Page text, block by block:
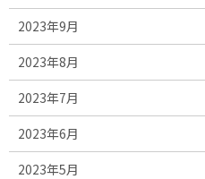
2023年9月
2023年8月
2023年7月
2023年6月
2023年5月